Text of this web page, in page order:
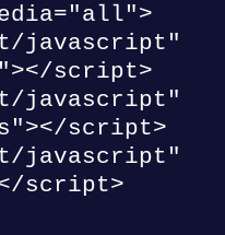
javascript"
script>
javascript"
script>
javascript"
script>